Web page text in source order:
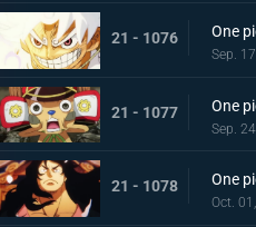
21 - 1076
Sep.
21 - 1077
Sep.
21 - 1078
Oct.